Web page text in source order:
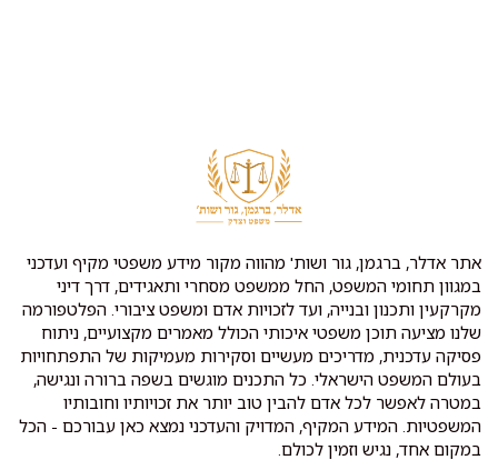
אתר אדלר, ברגמן, גור ושות' מהווה מקור מידע משפטי מקיף ועדכני
במגוון תחומי המשפט, החל ממשפט מסחרי ותאגידים, דרך דיני
מקרקעין ותכנון ובנייה, ועד לזכויות אדם ומשפט ציבורי. הפלטפורמה
שלנו מציעה תוכן משפטי איכותי הכולל מאמרים מקצועיים, ניתוח
פסיקה עדכנית, מדריכים מעשיים וסקירות מעמיקות של התפתחויות
בעולם המשפט הישראלי. כל התכנים מוגשים בשפה ברורה ונגישה,
במטרה לאפשר לכל אדם להבין טוב יותר את זכויותיו וחובותיו
המשפטיות. המידע המקיף, המדויק והעדכני נמצא כאן עבורכם - הכל
במקום אחד, נגיש וזמין לכולם.